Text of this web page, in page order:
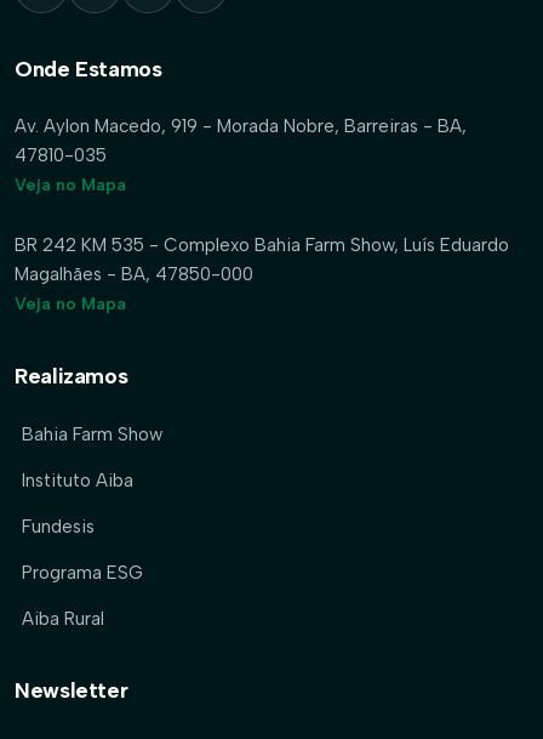
Onde Estamos
Av. Aylon Macedo, 919 - Morada Nobre, Barreiras - BA,
47810-035
Veja no Mapa
BR 242 KM 535 - Complexo Bahia Farm Show, Luís Eduardo
Magalhães - BA, 47850-000
Veja no Mapa
Realizamos
Bahia Farm Show
Instituto Aiba
Fundesis
Programa ESG
Aiba Rural
Newsletter